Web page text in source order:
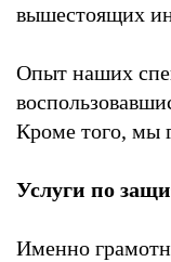
вышестоящих
Опыт наших
Кроме того, мы
Услуги по
Именно